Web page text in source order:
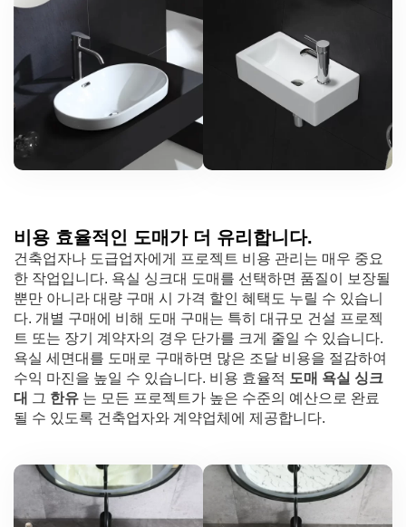
비용 효율적인 도매가 더 유리합니다.
건축업자나 도급업자에게 프로젝트 비용 관리는 매우 중요
한 작업입니다. 욕실 싱크대 도매를 선택하면 품질이 보장될
뿐만 아니라 대량 구매 시 가격 할인 혜택도 누릴 수 있습니
다. 개별 구매에 비해 도매 구매는 특히 대규모 건설 프로젝
트 또는 장기 계약자의 경우 단가를 크게 줄일 수 있습니다.
욕실 세면대를 도매로 구매하면 많은 조달 비용을 절감하여
수익 마진을 높일 수 있습니다. 비용 효율적 도매 욕실 싱크
대 그 한유 는 모든 프로젝트가 높은 수준의 예산으로 완료
될 수 있도록 건축업자와 계약업체에 제공합니다.